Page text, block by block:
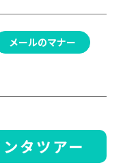
メールのマナー
タツアー